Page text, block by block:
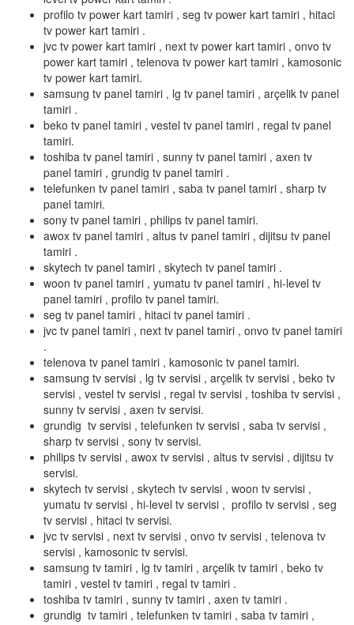
profilo tv power kart tamiri , seg tv power kart tamiri , hitaci
tv power kart tamiri .
jvc tv power kart tamiri , next tv power kart tamiri , onvo tv
power kart tamiri , telenova tv power kart tamiri , kamosonic
tv power kart tamiri.
samsung tv panel tamiri , lg tv panel tamiri , arçelik tv panel
tamiri .
beko tv panel tamiri , vestel tv panel tamiri , regal tv panel
tamiri.
toshiba tv panel tamiri , sunny tv panel tamiri , axen tv
panel tamiri , grundig tv panel tamiri .
telefunken tv panel tamiri , saba tv panel tamiri , sharp tv
panel tamiri.
sony tv panel tamiri , philips tv panel tamiri.
awox tv panel tamiri , altus tv panel tamiri , dijitsu tv panel
tamiri .
skytech tv panel tamiri , skytech tv panel tamiri .
woon tv panel tamiri , yumatu tv panel tamiri , hi-level tv
panel tamiri , profilo tv panel tamiri.
seg tv panel tamiri , hitaci tv panel tamiri .
jvc tv panel tamiri , next tv panel tamiri , onvo tv panel tamiri
.
telenova tv panel tamiri , kamosonic tv panel tamiri.
samsung tv servisi , lg tv servisi , arçelik tv servisi , beko tv
servisi , vestel tv servisi , regal tv servisi , toshiba tv servisi ,
sunny tv servisi , axen tv servisi.
grundig tv servisi , telefunken tv servisi , saba tv servisi ,
sharp tv servisi , sony tv servisi.
philips tv servisi , awox tv servisi , altus tv servisi , dijitsu tv
servisi.
skytech tv servisi , skytech tv servisi , woon tv servisi ,
yumatu tv servisi , hi-level tv servisi , profilo tv servisi , seg
tv servisi , hitaci tv servisi.
jvc tv servisi , next tv servisi , onvo tv servisi , telenova tv
servisi , kamosonic tv servisi.
samsung tv tamiri , lg tv tamiri , arçelik tv tamiri , beko tv
tamiri , vestel tv tamiri , regal tv tamiri .
toshiba tv tamiri , sunny tv tamiri , axen tv tamiri .
grundig tv tamiri , telefunken tv tamiri , saba tv tamiri ,